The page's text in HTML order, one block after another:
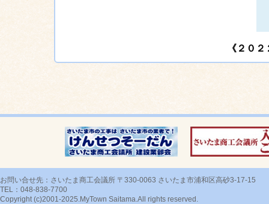
《２０
お問い合せ先：さいたま商工会議所 〒330-0063 さいたま市浦和区高砂3-17-15
TEL：048-838-7700
Copyright (c)2001-2025.MyTown Saitama.All rights reserved.